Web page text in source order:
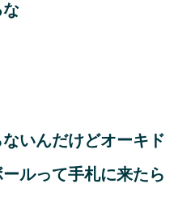
な
いんだけどオーキド
ルって手札に来たら